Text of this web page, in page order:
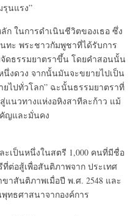
นแรง”
ในการดำเนินชีวิตของเธอ ซึ่ง
ทะ พระชาวกัมพูชาที่ได้รับการ
จัดธรรมยาตราขึ้น โดยคำสอนนั้น
นึ่งดวง จากนั้นมันจะขยายไปเป็น
ไปทั่วโลก” ฉะนั้นธรรมยาตราที่
แนวทางแห่งอหิงสาทีละก้าว แม้
คัญและมั่นคง
ะเป็นหนึ่งในสตรี 1,000 คนที่มีชื่อ
ต่อสู้เพื่อสันติภาพจาก ประเทศ
าสันติภาพเมื่อปี พ.ศ. 2548 และ
พุทธศาสนาจากองค์การ